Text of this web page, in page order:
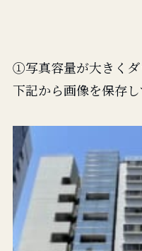
①写真容量が大きくダ
下記から画像を保存し